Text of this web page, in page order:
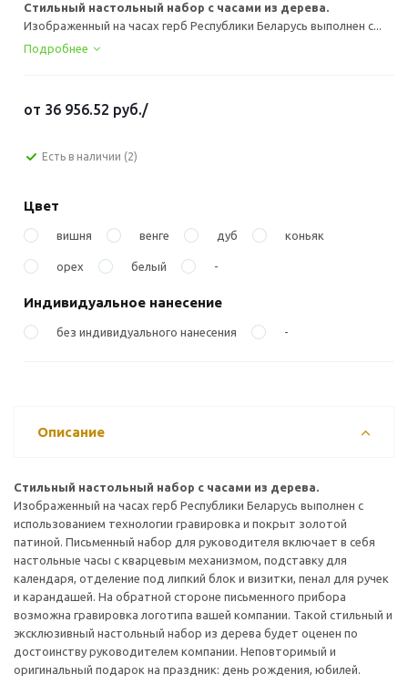
Стильный настольный набор с часами из дерева.
Изображенный на часах герб Республики Беларусь выполнен с...
Подробнее
от 36 956.52 руб./
Есть в наличии (2)
Цвет
вишня венге дуб коньяк
орех белый -
Индивидуальное нанесение
без индивидуального нанесения -
Описание
Стильный настольный набор с часами из дерева.
Изображенный на часах герб Республики Беларусь выполнен с
использованием технологии гравировка и покрыт золотой
патиной. Письменный набор для руководителя включает в себя
настольные часы с кварцевым механизмом, подставку для
календаря, отделение под липкий блок и визитки, пенал для ручек
и карандашей. На обратной стороне письменного прибора
возможна гравировка логотипа вашей компании. Такой стильный и
эксклюзивный настольный набор из дерева будет оценен по
достоинству руководителем компании. Неповторимый и
оригинальный подарок на праздник: день рождения, юбилей.